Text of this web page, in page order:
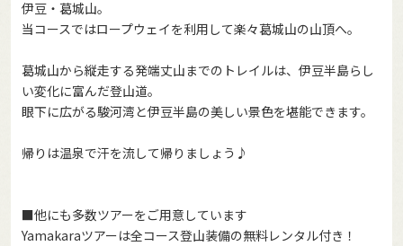
伊豆・葛城山。
当コースではロープウェイを利用して楽々葛城山の山頂へ。
葛城山から縦走する発端丈山までのトレイルは、伊豆半島らし
い変化に富んだ登山道。
眼下に広がる駿河湾と伊豆半島の美しい景色を堪能できます。
帰りは温泉で汗を流して帰りましょう♪
■他にも多数ツアーをご用意しています
Yamakaraツアーは全コース登山装備の無料レンタル付き！